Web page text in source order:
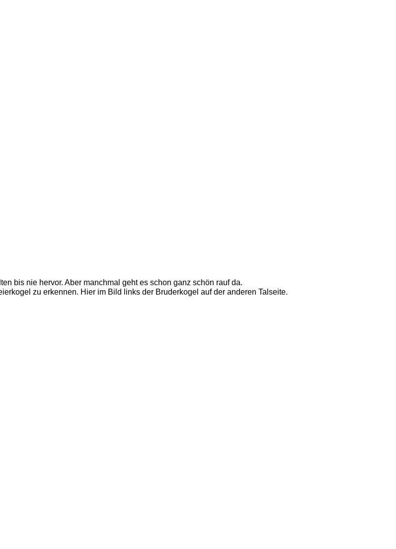
bis nie hervor. Aber manchmal geht es schon ganz schön rauf da.
zu erkennen. Hier im Bild links der Bruderkogel auf der anderen Talseite.